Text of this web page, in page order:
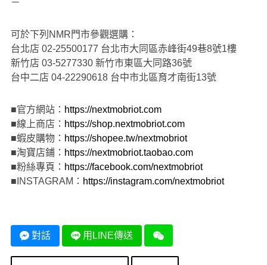
－
可於下列NMR門市參觀選購：
台北店 02-25500177 台北市大同區赤峰街49巷8號1樓
新竹店 03-5277330 新竹市東區大同路36號
台中二店 04-22290618 台中市北區育才南街13號
■官方網站： https://nextmobriot.com
■線上商店： https://shop.nextmobriot.com
■蝦皮購物： https://shopee.tw/nextmobriot
■淘寶店鋪： https://nextmobriot.taobao.com
■粉絲專頁： https://facebook.com/nextmobriot
■INSTAGRAM： https://instagram.com/nextmobriot
對話 用LINE傳送